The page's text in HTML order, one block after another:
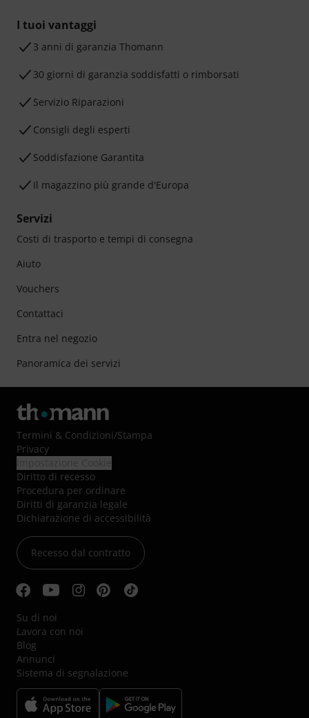
I tuoi vantaggi
3 anni di garanzia Thomann
30 giorni di garanzia soddisfatti o rimborsati
Servizio Riparazioni
Consigli degli esperti
Soddisfazione Garantita
Il magazzino più grande d'Europa
Servizi
Costi di trasporto e tempi di consegna
Aiuto
Vouchers
Contattaci
Entra nel negozio
Panoramica dei servizi
Termini & Condizioni/Stampa
Privacy
Diritto di recesso
Procedura per ordinare
Diritti di garanzia legale
Dichiarazione di accessibilità
Recesso dal contratto
Su di noi
Lavora con noi
Blog
Annunci
Sistema di segnalazione